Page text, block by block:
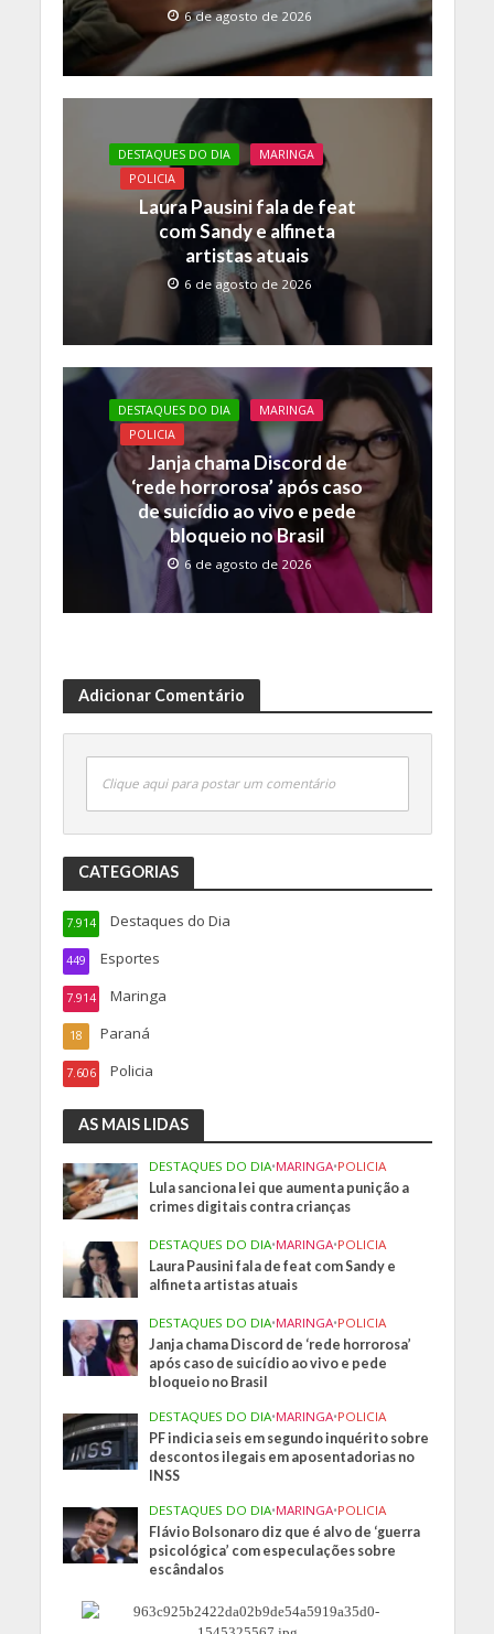
6 de agosto de 2026
DESTAQUES DO DIA
MARINGA
POLICIA
Laura Pausini fala de feat
com Sandy e alfineta
artistas atuais
6 de agosto de 2026
DESTAQUES DO DIA
MARINGA
POLICIA
Janja chama Discord de
‘rede horrorosa’ após caso
de suicídio ao vivo e pede
bloqueio no Brasil
6 de agosto de 2026
Adicionar Comentário
Clique aqui para postar um comentário
CATEGORIAS
Destaques do Dia
7.914
Esportes
449
Maringa
7.914
Paraná
18
Policia
7.606
AS MAIS LIDAS
DESTAQUES DO DIA•MARINGA•POLICIA
Lula sanciona lei que aumenta punição a
crimes digitais contra crianças
DESTAQUES DO DIA•MARINGA•POLICIA
Laura Pausini fala de feat com Sandy e
alfineta artistas atuais
DESTAQUES DO DIA•MARINGA•POLICIA
Janja chama Discord de ‘rede horrorosa’
após caso de suicídio ao vivo e pede
bloqueio no Brasil
DESTAQUES DO DIA•MARINGA•POLICIA
PF indicia seis em segundo inquérito sobre
descontos ilegais em aposentadorias no
INSS
DESTAQUES DO DIA•MARINGA•POLICIA
Flávio Bolsonaro diz que é alvo de ‘guerra
psicológica’ com especulações sobre
escândalos